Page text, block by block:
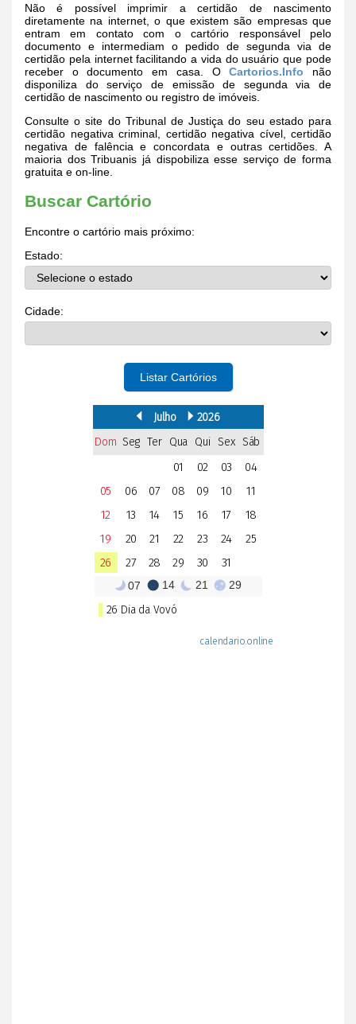
Não é possível imprimir a certidão de nascimento
diretamente na internet, o que existem são empresas que
entram em contato com o cartório responsável pelo
documento e intermediam o pedido de segunda via de
certidão pela internet facilitando a vida do usuário que pode
receber o documento em casa. OCartorios.Info não
disponiliza do serviço de emissão de segunda via de
certidão de nascimento ou registro de imóveis.
Consulte o site do Tribunal de Justiça do seu estado para
certidão negativa criminal, certidão negativa cível, certidão
negativa de falência e concordata e outras certidões. A
maioria dos Tribuanis já dispobiliza esse serviço de forma
gratuita e on-line.
Buscar Cartório
Encontre o cartório mais próximo:
Estado:
Cidade:
Listar Cartórios